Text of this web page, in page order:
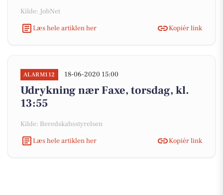
Kilde: JobNet
Læs hele artiklen her
Kopiér link
ALARM112 18-06-2020 15:00
Udrykning nær Faxe, torsdag, kl.
13:55
Kilde: Beredskabsstyrelsen
Læs hele artiklen her
Kopiér link